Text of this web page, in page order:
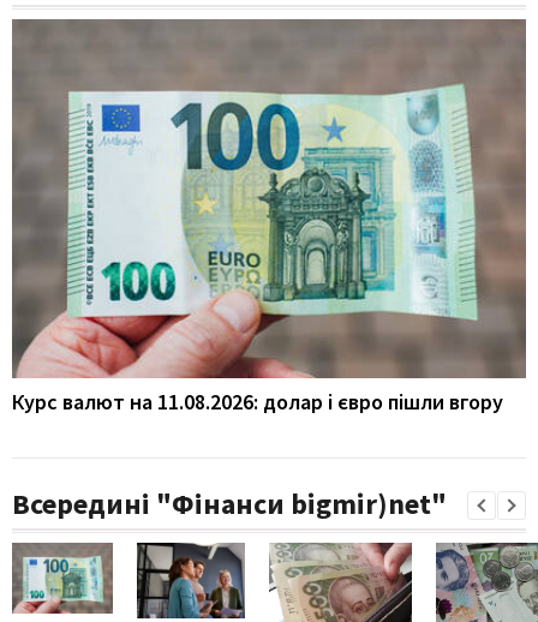
Курс валют на 11.08.2026: долар і євро пішли вгору
Всередині "Фінанси bigmir)net"